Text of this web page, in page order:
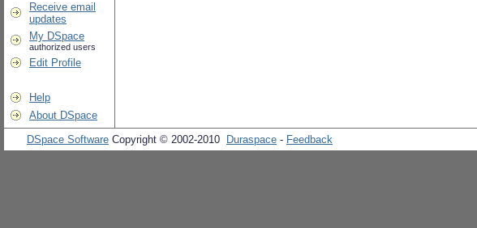
Receive email
updates
My DSpace
authorized users
Edit Profile
Help
About DSpace
DSpace Software Copyright © 2002-2010 Duraspace - Feedback